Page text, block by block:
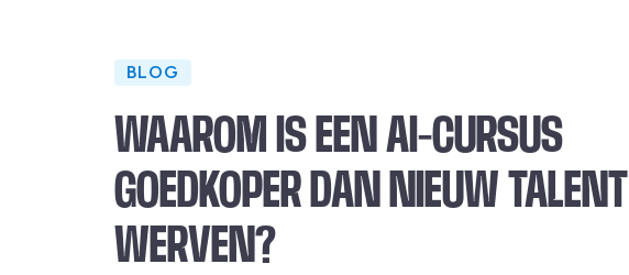
BLOG
WAAROM IS EEN AI-CURSUS
GOEDKOPER DAN NIEUW TALENT
WERVEN?